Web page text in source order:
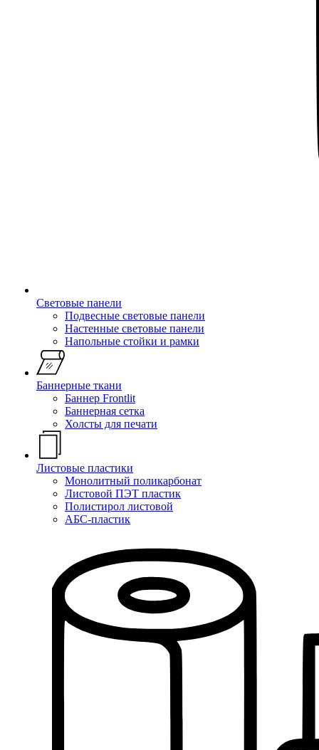
Световые панели
Подвесные световые панели
Настенные световые панели
Напольные стойки и рамки
Баннерные ткани
Баннер Frontlit
Баннерная сетка
Холсты для печати
Листовые пластики
Монолитный поликарбонат
Листовой ПЭТ пластик
Полистирол листовой
АБС-пластик